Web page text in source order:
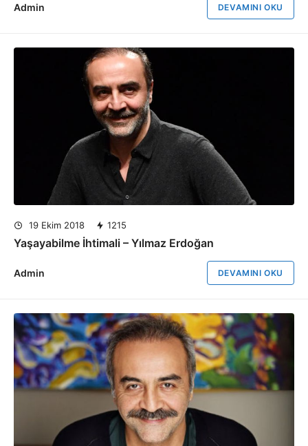
Admin DEVAMINI OKU
19 Ekim 2018 1215
Yaşayabilme İhtimali – Yılmaz Erdoğan
Admin DEVAMINI OKU